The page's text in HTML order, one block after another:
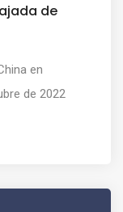
de
en
de 2022